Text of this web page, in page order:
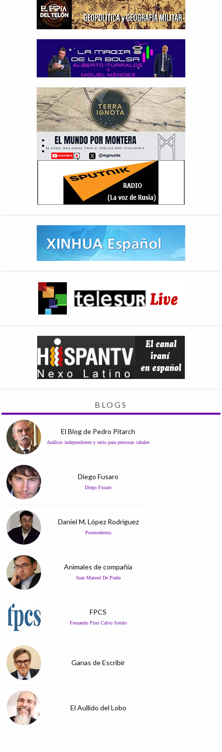
BLOGS
El Blog de Pedro Pitarch
Análisis independiente y serio para personas cabales
Diego Fusaro
Diego Fusaro
Daniel M. López Rodríguez
Posmodernia
Animales de compañía
Juan Manuel De Prada
FPCS
Fernando Pino Calvo Sotelo
Ganas de Escribir
El Aullido del Lobo